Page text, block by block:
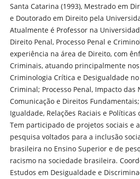
Santa Catarina (1993), Mestrado em
e Doutorado em Direito pela
Atualmente é Professor na
Direito Penal, Processo Penal e
experiência na área de Direito, com
Criminais, atuando principalmente
Criminologia Crítica e Desigualdade
Criminal; Processo Penal, Impacto das
Comunicação e Direitos
Igualdade, Relações Raciais e Políticas
Tem participado de projetos sociais e
pesquisa voltados para a inclusão
brasileira no Ensino Superior e de
racismo na sociedade brasileira.
Estudos em Desigualdade e